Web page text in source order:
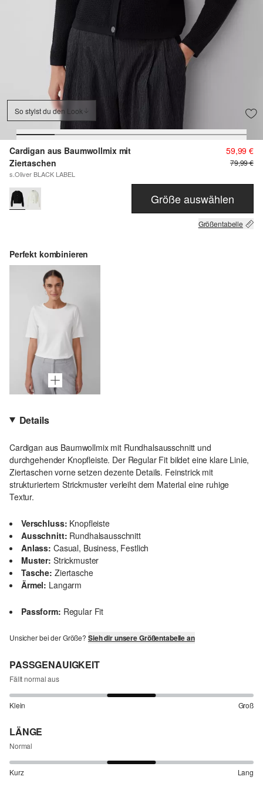
So stylst du den Look
Cardigan aus Baumwollmix mit
Ziertaschen
s.Oliver BLACK LABEL
59,99 €
79,99 €
Größe auswählen
Größentabelle
Perfekt kombinieren
Details
Cardigan aus Baumwollmix mit Rundhalsausschnitt und
durchgehender Knopfleiste. Der Regular Fit bildet eine klare Linie,
Ziertaschen vorne setzen dezente Details. Feinstrick mit
strukturiertem Strickmuster verleiht dem Material eine ruhige
Textur.
Verschluss: Knopfleiste
Ausschnitt: Rundhalsausschnitt
Anlass: Casual, Business, Festlich
Muster: Strickmuster
Tasche: Ziertasche
Ärmel: Langarm
Passform: Regular Fit
Unsicher bei der Größe? Sieh dir unsere Größentabelle an
PASSGENAUIGKEIT
Fällt normal aus
Klein Groß
LÄNGE
Normal
Kurz Lang